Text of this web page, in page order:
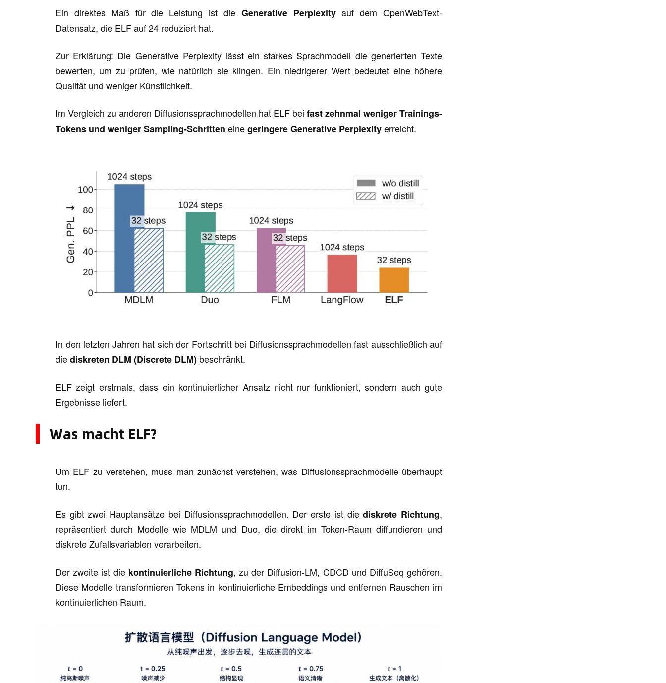
Ein direktes Maß für die Leistung ist die Generative Perplexityauf dem OpenWebText-
Datensatz, die ELF auf 24 reduziert hat.
Zur Erklärung: Die Generative Perplexity lässt ein starkes Sprachmodell die generierten Texte
bewerten, um zu prüfen, wie natürlich sie klingen. Ein niedrigerer Wert bedeutet eine höhere
Qualität und weniger Künstlichkeit.
Im Vergleich zu anderen Diffusionssprachmodellen hat ELF bei fast zehnmal weniger Trainings-
Tokens und weniger Sampling-Schritten einegeringere Generative Perplexityerreicht.
In den letzten Jahren hat sich der Fortschritt bei Diffusionssprachmodellen fast ausschließlich auf
diediskreten DLM (Discrete DLM) beschränkt.
ELF zeigt erstmals, dass ein kontinuierlicher Ansatz nicht nur funktioniert, sondern auch gute
Ergebnisse liefert.
Was macht ELF?
Um ELF zu verstehen, muss man zunächst verstehen, was Diffusionssprachmodelle überhaupt
tun.
Es gibt zwei Hauptansätze bei Diffusionssprachmodellen. Der erste ist diediskrete Richtung,
repräsentiert durch Modelle wie MDLM und Duo, die direkt im Token-Raum diffundieren und
diskrete Zufallsvariablen verarbeiten.
Der zweite ist die kontinuierliche Richtung, zu der Diffusion-LM, CDCD und DiffuSeq gehören.
Diese Modelle transformieren Tokens in kontinuierliche Embeddings und entfernen Rauschen im
kontinuierlichen Raum.